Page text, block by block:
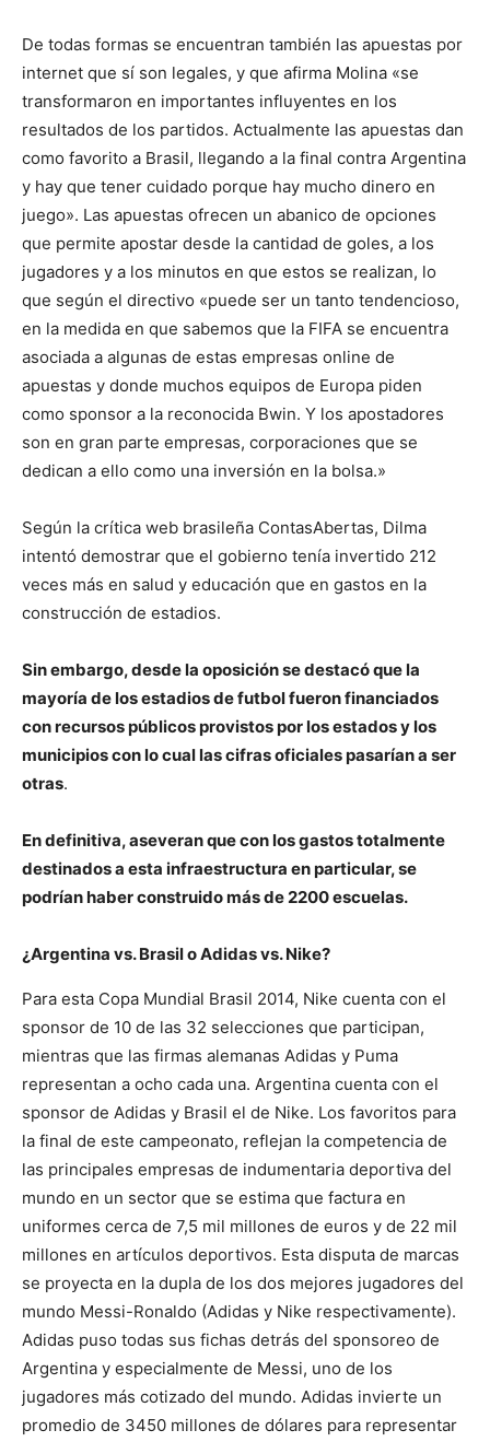
De todas formas se encuentran también las apuestas por
internet que sí son legales, y que afirma Molina «se
transformaron en importantes influyentes en los
resultados de los partidos. Actualmente las apuestas dan
como favorito a Brasil, llegando a la final contra Argentina
y hay que tener cuidado porque hay mucho dinero en
juego». Las apuestas ofrecen un abanico de opciones
que permite apostar desde la cantidad de goles, a los
jugadores y a los minutos en que estos se realizan, lo
que según el directivo «puede ser un tanto tendencioso,
en la medida en que sabemos que la FIFA se encuentra
asociada a algunas de estas empresas online de
apuestas y donde muchos equipos de Europa piden
como sponsor a la reconocida Bwin. Y los apostadores
son en gran parte empresas, corporaciones que se
dedican a ello como una inversión en la bolsa.»
Según la crítica web brasileña ContasAbertas, Dilma
intentó demostrar que el gobierno tenía invertido 212
veces más en salud y educación que en gastos en la
construcción de estadios.
Sin embargo, desde la oposición se destacó que la
mayoría de los estadios de futbol fueron financiados
con recursos públicos provistos por los estados y los
municipios con lo cual las cifras oficiales pasarían a ser
otras.
En definitiva, aseveran que con los gastos totalmente
destinados a esta infraestructura en particular, se
podrían haber construido más de 2200 escuelas.
¿Argentina vs. Brasil o Adidas vs. Nike?
Para esta Copa Mundial Brasil 2014, Nike cuenta con el
sponsor de 10 de las 32 selecciones que participan,
mientras que las firmas alemanas Adidas y Puma
representan a ocho cada una. Argentina cuenta con el
sponsor de Adidas y Brasil el de Nike. Los favoritos para
la final de este campeonato, reflejan la competencia de
las principales empresas de indumentaria deportiva del
mundo en un sector que se estima que factura en
uniformes cerca de 7,5 mil millones de euros y de 22 mil
millones en artículos deportivos. Esta disputa de marcas
se proyecta en la dupla de los dos mejores jugadores del
mundo Messi-Ronaldo (Adidas y Nike respectivamente).
Adidas puso todas sus fichas detrás del sponsoreo de
Argentina y especialmente de Messi, uno de los
jugadores más cotizado del mundo. Adidas invierte un
promedio de 3450 millones de dólares para representar